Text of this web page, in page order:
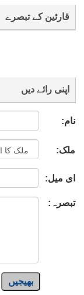
قارئین کے تبصرے
اپنی رائے دیں
نام:
ملک:
ای میل:
تبصرہ:
بھیجیں